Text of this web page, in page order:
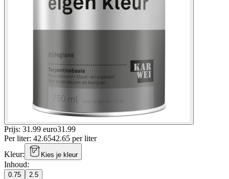
Prijs: 31.99 euro31 .99
Per liter: 42.6542.65 per liter
Kleur: Kies je kleur
Inhoud:
0.75 2.5